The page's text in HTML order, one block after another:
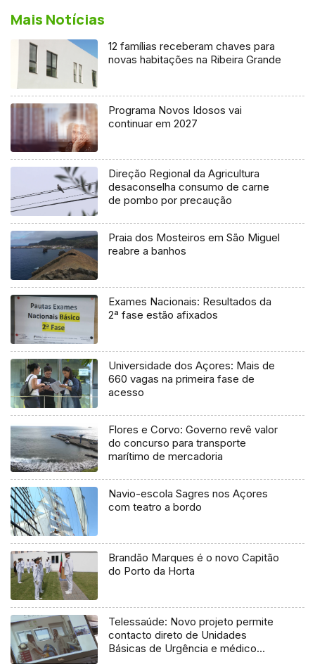
Mais Notícias
12 famílias receberam chaves para
novas habitações na Ribeira Grande
Programa Novos Idosos vai
continuar em 2027
Direção Regional da Agricultura
desaconselha consumo de carne
de pombo por precaução
Praia dos Mosteiros em São Miguel
reabre a banhos
Exames Nacionais: Resultados da
2ª fase estão afixados
Universidade dos Açores: Mais de
660 vagas na primeira fase de
acesso
Flores e Corvo: Governo revê valor
do concurso para transporte
marítimo de mercadoria
Navio-escola Sagres nos Açores
com teatro a bordo
Brandão Marques é o novo Capitão
do Porto da Horta
Telessaúde: Novo projeto permite
contacto direto de Unidades
Básicas de Urgência e médico